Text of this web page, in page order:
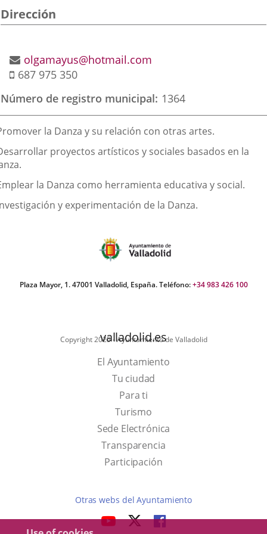
Dirección
address
Email
olgamayus@hotmail.com
Mobile
687 975 350
Número de registro municipal 1364
la Danza y su relación con otras artes.
proyectos artísticos y sociales basados en la
la Danza como herramienta educativa y social.
y experimentación de la Danza.
Plaza Mayor, 1. 47001 Valladolid, España. Teléfono:+34 983 426 100
Copyright 2025 - Ayuntamiento de Valladolid
valladolid.es
El Ayuntamiento
Tu ciudad
Para ti
TurismoThis
link
will
open
up
Sede Electrónica
Transparencia
Participación
Otras webs del Ayuntamiento
LINK LINKLINK